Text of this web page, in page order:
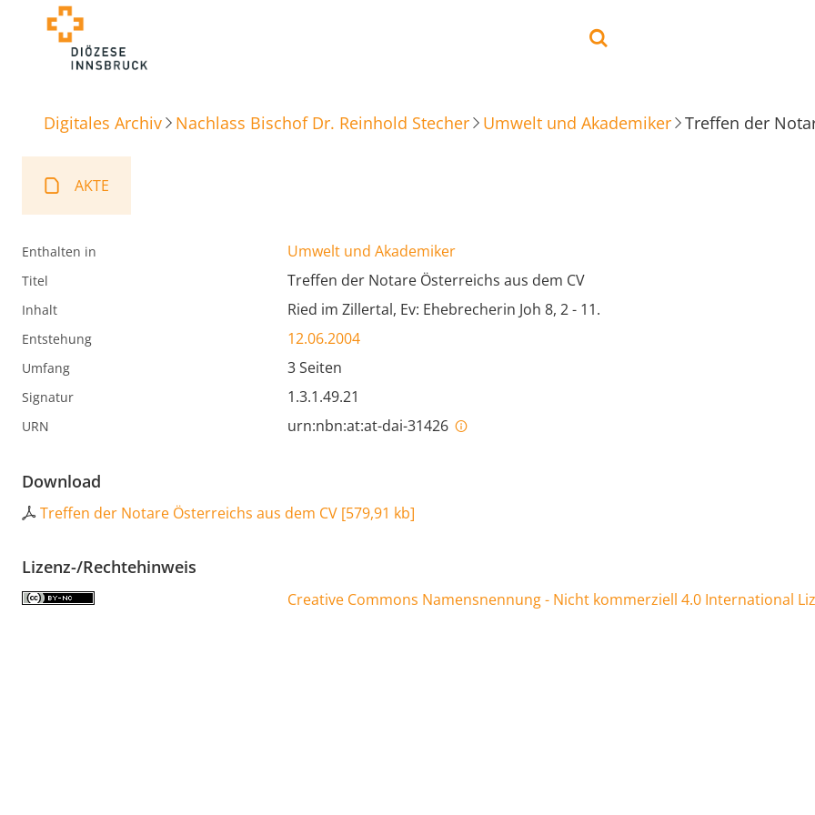
Digitales Archiv Nachlass Bischof Dr. Reinhold Stecher Umwelt und Akademiker Treffen der
AKTE
Enthalten in Umwelt und Akademiker
Titel Treffen der Notare Österreichs aus dem CV
Inhalt Ried im Zillertal, Ev: Ehebrecherin Joh 8, 2 - 11.
Entstehung 12.06.2004
Umfang 3 Seiten
Signatur 1.3.1.49.21
URN urn:nbn:at:at-dai-31426
Download
Treffen der Notare Österreichs aus dem CV [579,91 kb]
Lizenz-/Rechtehinweis
Creative Commons Namensnennung - Nicht kommerziell 4.0 International